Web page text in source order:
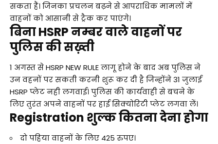
सकता हैं। जिनका प्रचलन बढ़ने से आपराधिक मामलों में
वाहनों को आसानी से ट्रैक कर पाएंगे।
बिना HSRP नम्बर वाले वाहनों पर
पुलिस की सख़्ती
1 अगस्त से HSRP NEW RULE लागू होने के बाद अब पुलिस ने
उन वहनों पर सकती करनी शुरू कर दी है जिन्होंने 31 जुलाई
HSRP प्लेट नही लगवाई। पुलिस की कार्यवाही से बचने के
लिए तुरंत अपने वाहनों पर हाई सिक्योरिटी प्लेट लगवा लें।
Registration शुल्क कितना देना होगा
दो पहिया वाहनों के लिए 425 रुपए।